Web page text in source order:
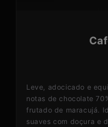
Leve, adocicado e
notas de chocolate
frutado de maracujá.
suaves com doçura e